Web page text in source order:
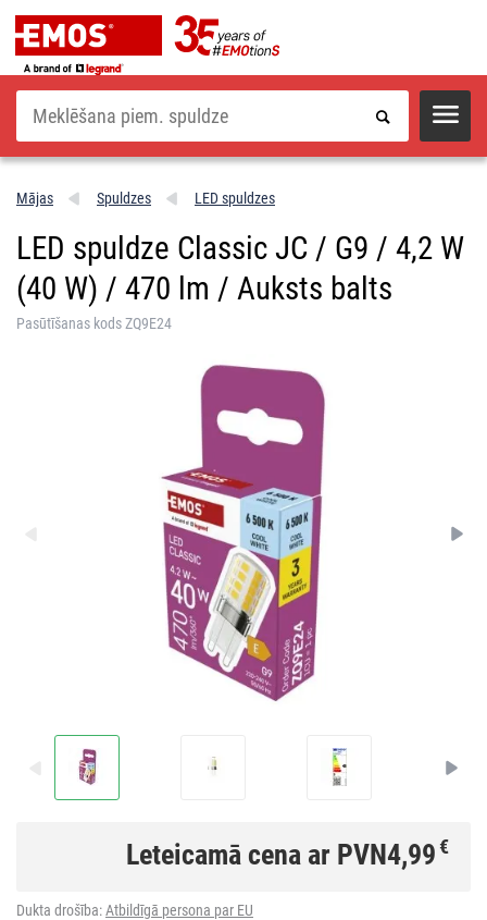
Meklēšana
Mājas Spuldzes LED spuldzes
LED spuldze Classic JC / G9 / 4,2 W
(40 W) / 470 lm / Auksts balts
Pasūtīšanas kods ZQ9E24
Leteicamā cena ar PVN4,99€
Dukta drošība:Atbildīgā persona par EU